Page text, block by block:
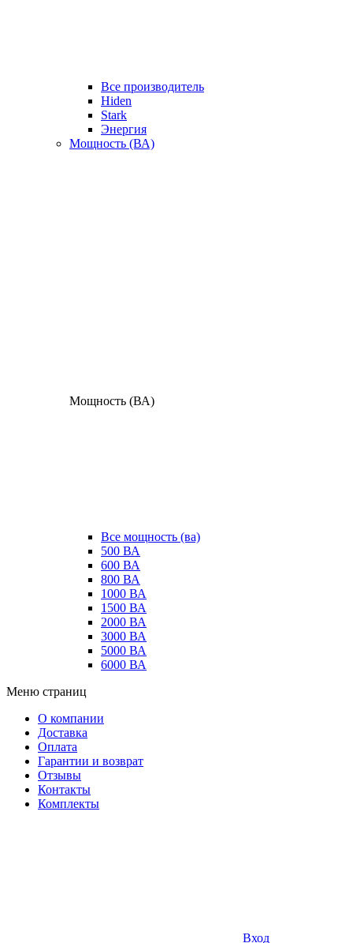
Все производитель
Hiden
Stark
Энергия
Мощность (ВА)
Мощность (ВА)
Все мощность (ва)
500 ВА
600 ВА
800 ВА
1000 ВА
1500 ВА
2000 ВА
3000 ВА
5000 ВА
6000 ВА
Меню страниц
О компании
Доставка
Оплата
Гарантии и возврат
Отзывы
Контакты
Комплекты
Вход